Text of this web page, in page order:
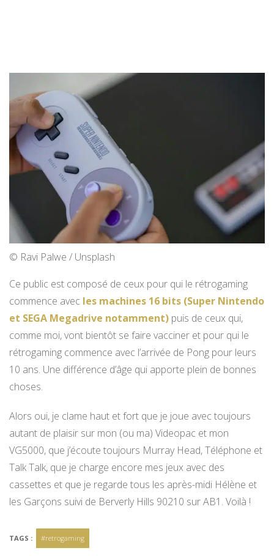
© Ravi Palwe / Unsplash
Ce public est composé de ceux pour qui le rétrogaming
commence avec les machines 16 bits (Super Nintendo
et SEGA Megadrive notamment) puis de ceux qui,
comme moi, vont bientôt se faire vacciner et pour qui le
rétrogaming commence avec l’arrivée de Pong pour leurs
10 ans. Une différence d’âge qui apporte plein de bonnes
choses.
Alors oui, je clame haut et fort que je joue avec toujours
autant de plaisir sur mon (ou ma) Videopac et mon
VG5000, que j’écoute toujours Murray Head, Téléphone et
Talk Talk, que je charge encore mes jeux avec des
cassettes et que je regarde tous les après-midi Hélène et
les Garçons suivi de Berverly Hills 90210 sur AB1. Voilà !
TAGS : #retrogaming